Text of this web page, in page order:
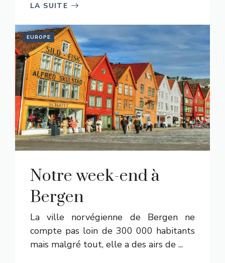
LA SUITE
EUROPE
Notre week-end à
Bergen
La ville norvégienne de Bergen ne
compte pas loin de 300 000 habitants
mais malgré tout, elle a des airs de ...